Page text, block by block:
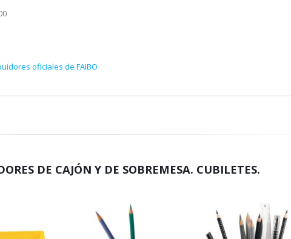
oficiales de FAIBO
DE CAJÓN Y DE SOBREMESA. CUBILETES.